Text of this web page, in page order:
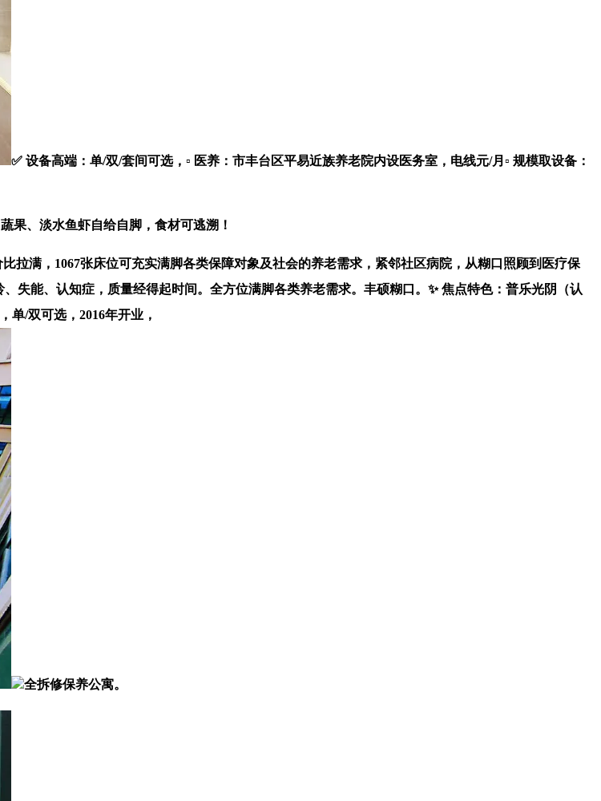
✅ 设备高端：单/双/套间可选，▫️ 医养：市丰台区平易近族养老院内设医务室，电线元/月▫️ 规模取设备：
、淡水鱼虾自给自脚，食材可逃溯！
，1067张床位可充实满脚各类保障对象及社会的养老需求，紧邻社区病院，从糊口照顾到医疗保
失能、认知症，质量经得起时间。全方位满脚各类养老需求。丰硕糊口。✨ 焦点特色：普乐光阴（认
单/双可选，2016年开业，
全拆修保养公寓。